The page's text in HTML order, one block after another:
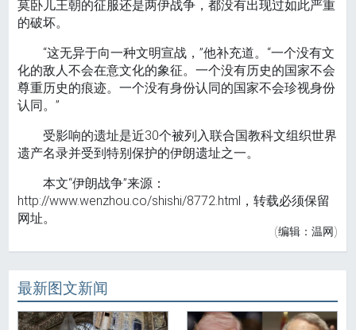
莫卧儿王朝的征服还是两伊战争，都没有出现过如此严重
的破坏。
“这无异于向一种文明宣战，”他补充道。“一个没有文
化的敌人不会在意文化的象征。一个没有历史的国家不会
尊重历史的痕迹。一个没有身份认同的国家不会珍视身份
认同。”
受影响的遗址是近30个被列入联合国教科文组织世界
遗产名录并受到特别保护的伊朗遗址之一。
本文“伊朗战争”来源：
http://www.wenzhou.co/shishi/8772.html，转载必须保留
网址。
(编辑：温网)
最新图文新闻